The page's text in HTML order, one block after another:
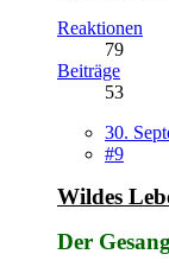
Reaktionen
79
Beiträge
53
30.
#9
Wildes
Der